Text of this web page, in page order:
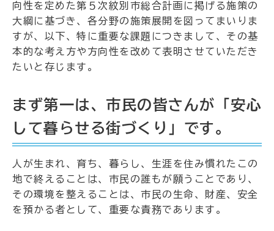
向性を定めた第５次紋別市総合計画に掲げる施策の
大綱に基づき、各分野の施策展開を図ってまいりま
すが、以下、特に重要な課題につきまして、その基
本的な考え方や方向性を改めて表明させていただき
たいと存じます。
まず第一は、市民の皆さんが「安心
して暮らせる街づくり」です。
人が生まれ、育ち、暮らし、生涯を住み慣れたこの
地で終えることは、市民の誰もが願うことであり、
その環境を整えることは、市民の生命、財産、安全
を預かる者として、重要な責務であります。